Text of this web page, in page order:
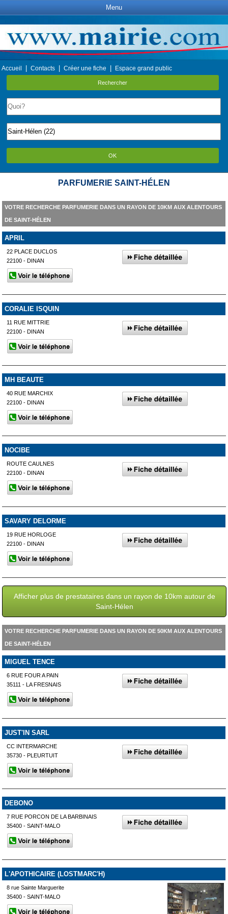
Menu
Accueil Contacts Créer une fiche Espace grand public
Rechercher
OK
PARFUMERIE SAINT-HÉLEN
VOTRE RECHERCHE PARFUMERIE DANS UN RAYON DE 10KM AUX ALENTOURS
DE SAINT-HÉLEN
APRIL
22 PLACE DUCLOS
22100 - DINAN
CORALIE ISQUIN
11 RUE MITTRIE
22100 - DINAN
MH BEAUTE
40 RUE MARCHIX
22100 - DINAN
NOCIBE
ROUTE CAULNES
22100 - DINAN
SAVARY DELORME
19 RUE HORLOGE
22100 - DINAN
Afficher plus de prestataires dans un rayon de 10km autour de
Saint-Hélen
VOTRE RECHERCHE PARFUMERIE DANS UN RAYON DE 50KM AUX ALENTOURS
DE SAINT-HÉLEN
MIGUEL TENCE
6 RUE FOUR A PAIN
35111 - LA FRESNAIS
JUST'IN SARL
CC INTERMARCHE
35730 - PLEURTUIT
DEBONO
7 RUE PORCON DE LA BARBINAIS
35400 - SAINT-MALO
L'APOTHICAIRE (LOSTMARC'H)
8 rue Sainte Marguerite
35400 - SAINT-MALO